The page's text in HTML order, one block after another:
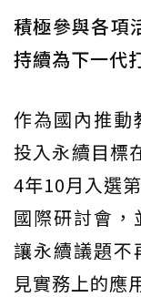
積極參與各項
持續為下一代
作為國內推動
投入永續目標
4年10月入選
國際研討會，
讓永續議題不
見實務上的應